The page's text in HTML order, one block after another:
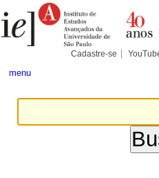
para
conteúdo.
Pessoais
Cadastre-se
menu